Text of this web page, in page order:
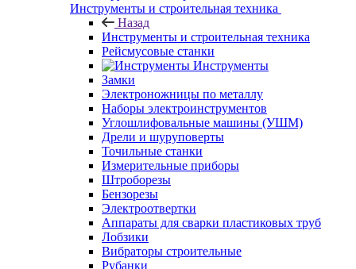
Инструменты и строительная техника
Назад
Инструменты и строительная техника
Рейсмусовые станки
Инструменты
Замки
Электроножницы по металлу
Наборы электроинструментов
Углошлифовальные машины (УШМ)
Дрели и шуруповерты
Точильные станки
Измерительные приборы
Штроборезы
Бензорезы
Электроотвертки
Аппараты для сварки пластиковых труб
Лобзики
Вибраторы строительные
Рубанки